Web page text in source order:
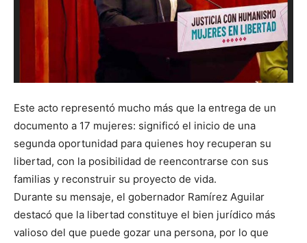
Este acto representó mucho más que la entrega de un
documento a 17 mujeres: significó el inicio de una
segunda oportunidad para quienes hoy recuperan su
libertad, con la posibilidad de reencontrarse con sus
familias y reconstruir su proyecto de vida.
Durante su mensaje, el gobernador Ramírez Aguilar
destacó que la libertad constituye el bien jurídico más
valioso del que puede gozar una persona, por lo que